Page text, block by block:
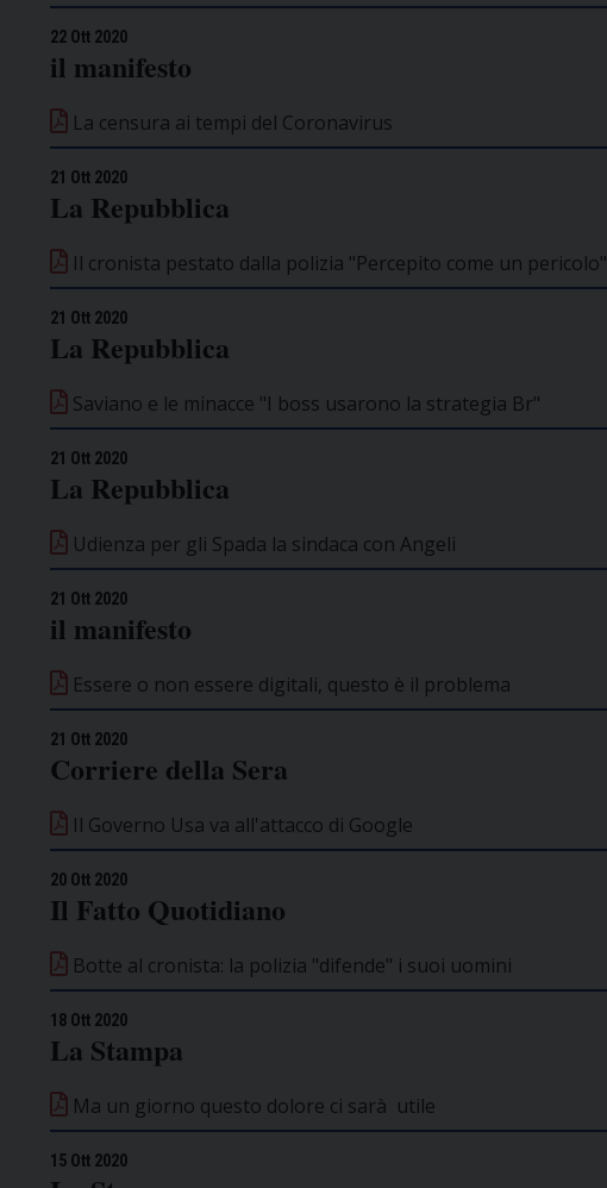
22 Ott 2020
il manifesto
La censura ai tempi del Coronavirus
21 Ott 2020
La Repubblica
Il cronista pestato dalla polizia "Percepito come un pericolo"
21 Ott 2020
La Repubblica
Saviano e le minacce "I boss usarono la strategia Br"
21 Ott 2020
La Repubblica
Udienza per gli Spada la sindaca con Angeli
21 Ott 2020
il manifesto
Essere o non essere digitali, questo è il problema
21 Ott 2020
Corriere della Sera
Il Governo Usa va all'attacco di Google
20 Ott 2020
Il Fatto Quotidiano
Botte al cronista: la polizia "difende" i suoi uomini
18 Ott 2020
La Stampa
Ma un giorno questo dolore ci sarà utile
15 Ott 2020